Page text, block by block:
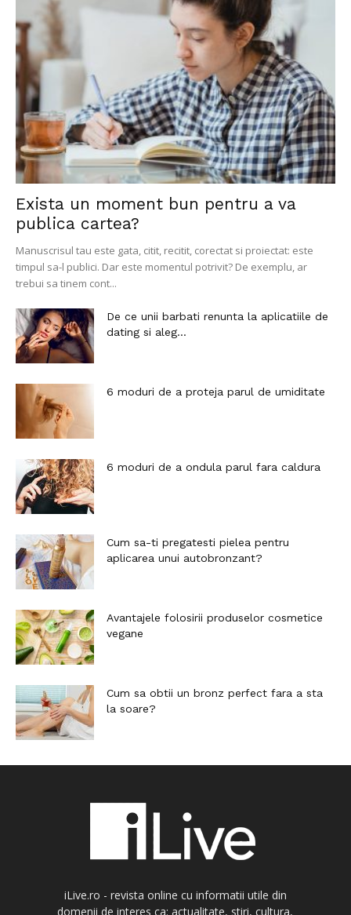
Exista un moment bun pentru a va
publica cartea?
Manuscrisul tau este gata, citit, recitit, corectat si proiectat: este
timpul sa-l publici. Dar este momentul potrivit? De exemplu, ar
trebui sa tinem cont...
De ce unii barbati renunta la aplicatiile de
dating si aleg...
6 moduri de a proteja parul de umiditate
6 moduri de a ondula parul fara caldura
Cum sa-ti pregatesti pielea pentru
aplicarea unui autobronzant?
Avantajele folosirii produselor cosmetice
vegane
Cum sa obtii un bronz perfect fara a sta
la soare?
iLive.ro - revista online cu informatii utile din
domenii de interes ca: actualitate, stiri, cultura,